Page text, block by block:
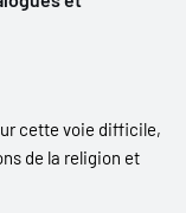
cette voie difficile,
de la religion et